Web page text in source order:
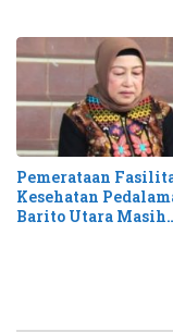
Pemerataan
Kesehatan
Barito Utara Masih